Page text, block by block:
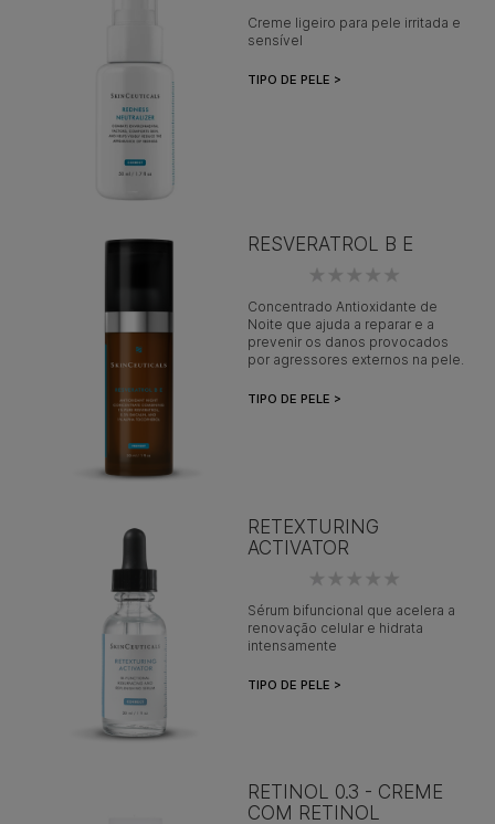
Creme ligeiro para pele irritada e
sensível
TIPO DE PELE >
RESVERATROL B E
Concentrado Antioxidante de
Noite que ajuda a reparar e a
prevenir os danos provocados
por agressores externos na pele.
TIPO DE PELE >
RETEXTURING
ACTIVATOR
Sérum bifuncional que acelera a
renovação celular e hidrata
intensamente
TIPO DE PELE >
RETINOL 0.3 - CREME
COM RETINOL